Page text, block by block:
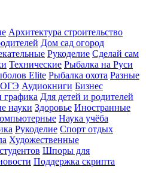
Архитектура строительство
Дом сад огород
Рукоделие Сделай сам
Технические Рыбалка на Руси
Elite Рыбалка охота Разные
Аудиокниги Бизнес
графика Для детей и родителей
науки Здоровье Иностранные
Наука учёба
Рукоделие Спорт отдых
Художественные
Шпоры для
Поддержка скрипта